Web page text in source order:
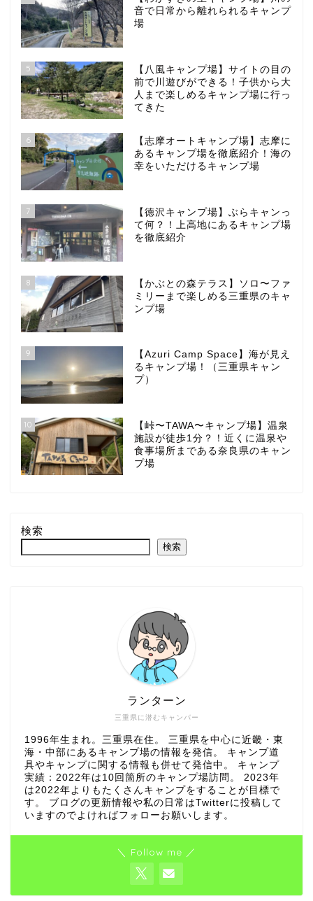
音で日常から離れられるキャンプ
場
5
【八風キャンプ場】サイトの目の
前で川遊びができる！子供から大
人まで楽しめるキャンプ場に行っ
てきた
6
【志摩オートキャンプ場】志摩に
あるキャンプ場を徹底紹介！海の
幸をいただけるキャンプ場
7
【徳沢キャンプ場】ぶらキャンっ
て何？！上高地にあるキャンプ場
を徹底紹介
8
【かぶとの森テラス】ソロ〜ファ
ミリーまで楽しめる三重県のキャ
ンプ場
9
【Azuri Camp Space】海が見え
るキャンプ場！（三重県キャン
プ）
10
【峠〜TAWA〜キャンプ場】温泉
施設が徒歩1分？！近くに温泉や
食事場所まである奈良県のキャン
プ場
検索
検索
三重県に潜むキャンパー
ランターン
1996年生まれ。三重県在住。 三重県を中心に近畿・東
海・中部にあるキャンプ場の情報を発信。 キャンプ道
具やキャンプに関する情報も併せて発信中。 キャンプ
実績：2022年は10回箇所のキャンプ場訪問。 2023年
は2022年よりもたくさんキャンプをすることが目標で
す。 ブログの更新情報や私の日常はTwitterに投稿して
いますのでよければフォローお願いします。
＼ Follow me ／